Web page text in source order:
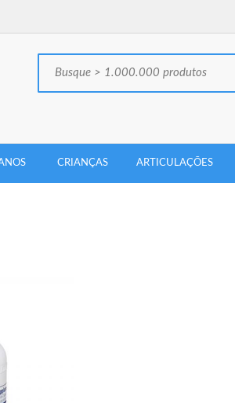
CRIANÇAS ARTICULAÇÕES